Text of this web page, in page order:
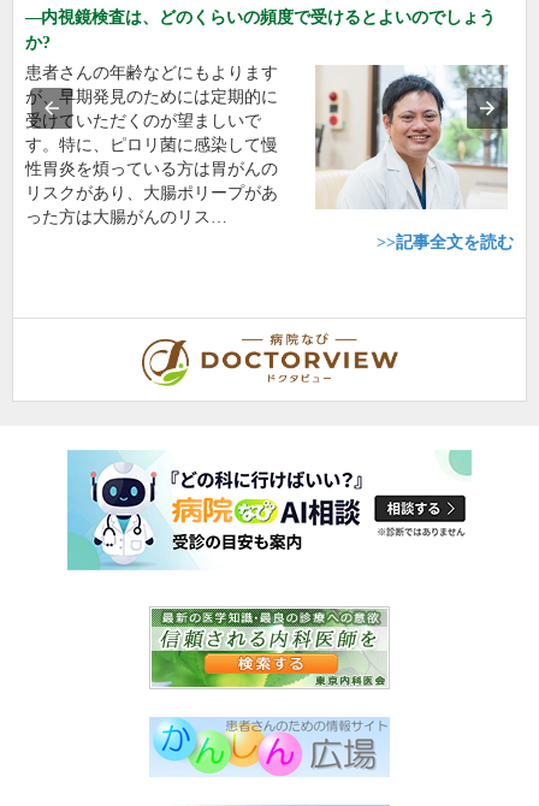
内視鏡検査は、どのくらいの頻度で受けるとよいのでしょう
か?
患者さんの年齢などにもよります
が、早期発見のためには定期的に
受けていただくのが望ましいで
す。特に、ピロリ菌に感染して慢
性胃炎を煩っている方は胃がんの
リスクがあり、大腸ポリープがあ
った方は大腸がんのリス…
>>記事全文を読む